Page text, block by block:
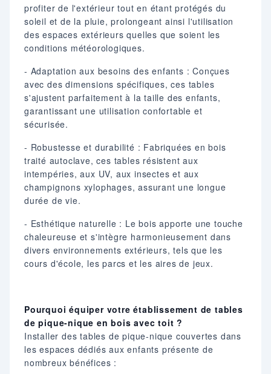
profiter de l'extérieur tout en étant protégés du
soleil et de la pluie, prolongeant ainsi l'utilisation
des espaces extérieurs quelles que soient les
conditions météorologiques.
- Adaptation aux besoins des enfants : Conçues
avec des dimensions spécifiques, ces tables
s'ajustent parfaitement à la taille des enfants,
garantissant une utilisation confortable et
sécurisée.
- Robustesse et durabilité : Fabriquées en bois
traité autoclave, ces tables résistent aux
intempéries, aux UV, aux insectes et aux
champignons xylophages, assurant une longue
durée de vie.
- Esthétique naturelle : Le bois apporte une touche
chaleureuse et s'intègre harmonieusement dans
divers environnements extérieurs, tels que les
cours d'école, les parcs et les aires de jeux.
Pourquoi équiper votre établissement de tables
de pique-nique en bois avec toit ?
Installer des tables de pique-nique couvertes dans
les espaces dédiés aux enfants présente de
nombreux bénéfices :